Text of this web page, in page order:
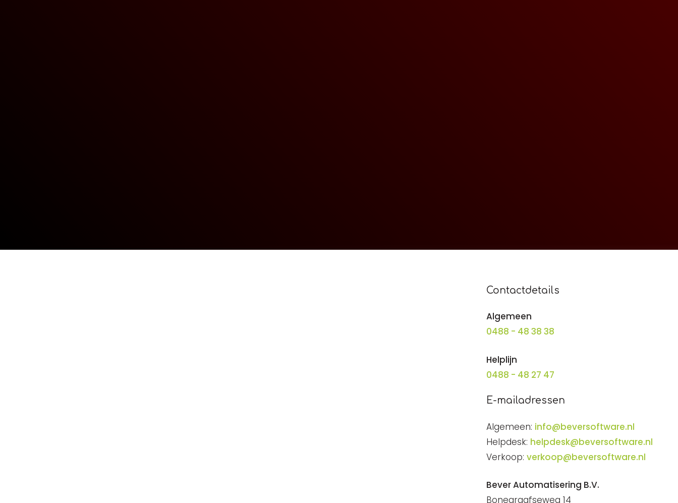
Contactdetails
Algemeen
0488 - 48 38 38
Helplijn
0488 - 48 27 47
E-mailadressen
Algemeen: info@beversoftware.nl
Helpdesk: helpdesk@beversoftware.nl
Verkoop: verkoop@beversoftware.nl
Bever Automatisering B.V.
Bonegraafseweg 14